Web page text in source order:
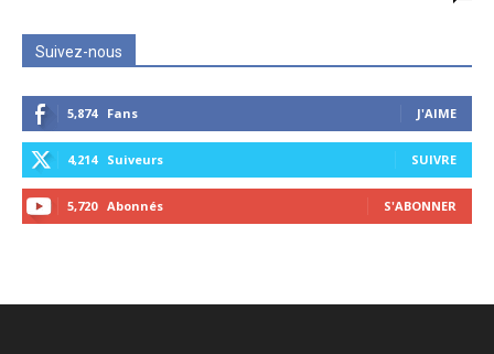
Suivez-nous
5,874 Fans J'AIME
4,214 Suiveurs SUIVRE
5,720 Abonnés S'ABONNER